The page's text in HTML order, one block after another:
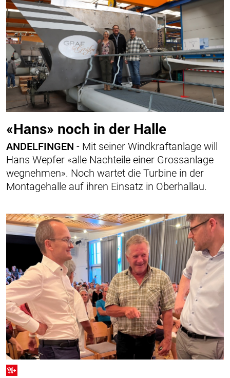
«Hans» noch in der Halle
ANDELFINGEN - Mit seiner Windkraftanlage will
Hans Wepfer «alle Nachteile einer Grossanlage
wegnehmen». Noch wartet die Turbine in der
Montagehalle auf ihren Einsatz in Oberhallau.